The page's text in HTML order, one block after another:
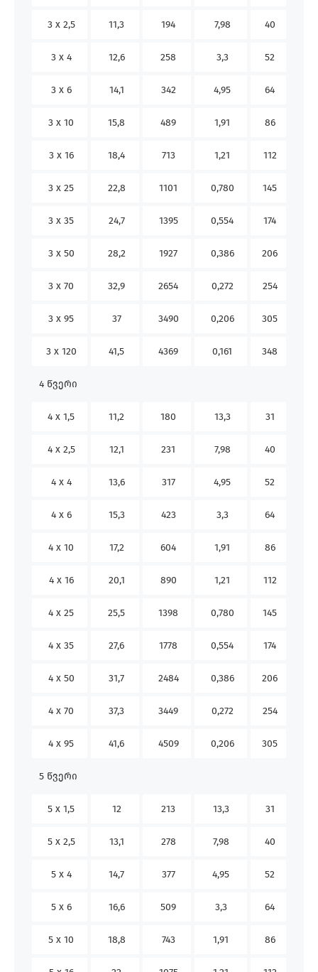
3 x 2,5 11,3 194 7,98 40
3 x 4 12,6 258 3,3 52
3 x 6 14,1 342 4,95 64
3 x 10 15,8 489 1,91 86
3 x 16 18,4 713 1,21 112
3 x 25 22,8 1101 0,780 145
3 x 35 24,7 1395 0,554 174
3 x 50 28,2 1927 0,386 206
3 x 70 32,9 2654 0,272 254
3 x 95 37 3490 0,206 305
3 x 120 41,5 4369 0,161 348
4 წვერი
4 x 1,5 11,2 180 13,3 31
4 x 2,5 12,1 231 7,98 40
4 x 4 13,6 317 4,95 52
4 x 6 15,3 423 3,3 64
4 x 10 17,2 604 1,91 86
4 x 16 20,1 890 1,21 112
4 x 25 25,5 1398 0,780 145
4 x 35 27,6 1778 0,554 174
4 x 50 31,7 2484 0,386 206
4 x 70 37,3 3449 0,272 254
4 x 95 41,6 4509 0,206 305
5 წვერი
5 x 1,5 12 213 13,3 31
5 x 2,5 13,1 278 7,98 40
5 x 4 14,7 377 4,95 52
5 x 6 16,6 509 3,3 64
5 x 10 18,8 743 1,91 86